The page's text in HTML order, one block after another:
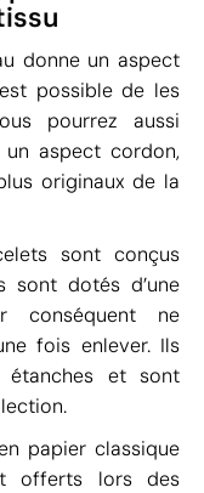
donne un aspect
possible de les
pourrez aussi
aspect cordon,
originaux de la
sont conçus
sont dotés d’une
conséquent ne
fois enlever. Ils
étanches et sont
papier classique
offerts lors des